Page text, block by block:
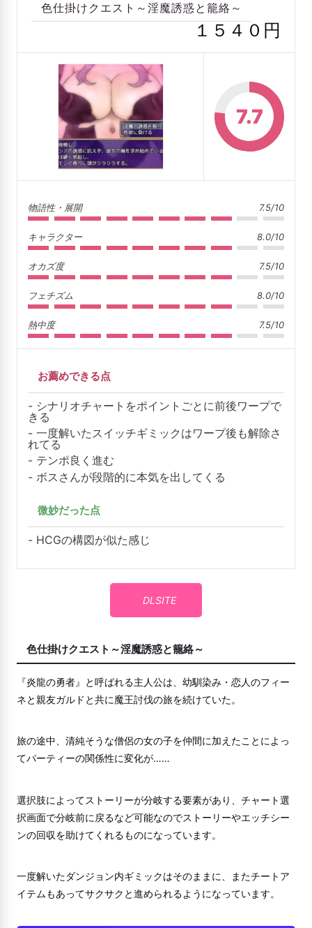
色仕掛けクエスト～淫魔誘惑と籠絡～
１５４０円
7.7
物語性・展開 7.5/10
キャラクター 8.0/10
オカズ度 7.5/10
フェチズム 8.0/10
熱中度 7.5/10
お薦めできる点
シナリオチャートをポイントごとに前後ワープで
きる
一度解いたスイッチギミックはワープ後も解除さ
れてる
テンポ良く進む
ボスさんが段階的に本気を出してくる
微妙だった点
HCGの構図が似た感じ
DLSITE
色仕掛けクエスト～淫魔誘惑と籠絡～
『炎龍の勇者』と呼ばれる主人公は、幼馴染み・恋人のフィー
ネと親友ガルドと共に魔王討伐の旅を続けていた。
旅の途中、清純そうな僧侶の女の子を仲間に加えたことによっ
てパーティーの関係性に変化が……
選択肢によってストーリーが分岐する要素があり、チャート選
択画面で分岐前に戻るなど可能なのでストーリーやエッチシー
ンの回収を助けてくれるものになっています。
一度解いたダンジョン内ギミックはそのままに、またチートア
イテムもあってサクサクと進められるようになっています。